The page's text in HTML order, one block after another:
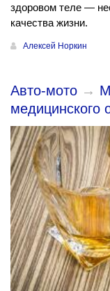
здоровом теле —
качества жизни.
Алексей Норкин
Авто-мото →
медицинского